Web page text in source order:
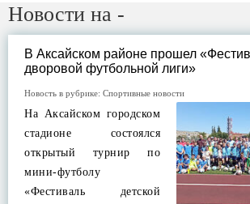
Новости на -
В Аксайском районе прошел
дворовой футбольной лиги»
Новость в рубрике: Спортивные новости
На Аксайском городском
стадионе состоялся
открытый турнир по
мини-футболу
«Фестиваль детской